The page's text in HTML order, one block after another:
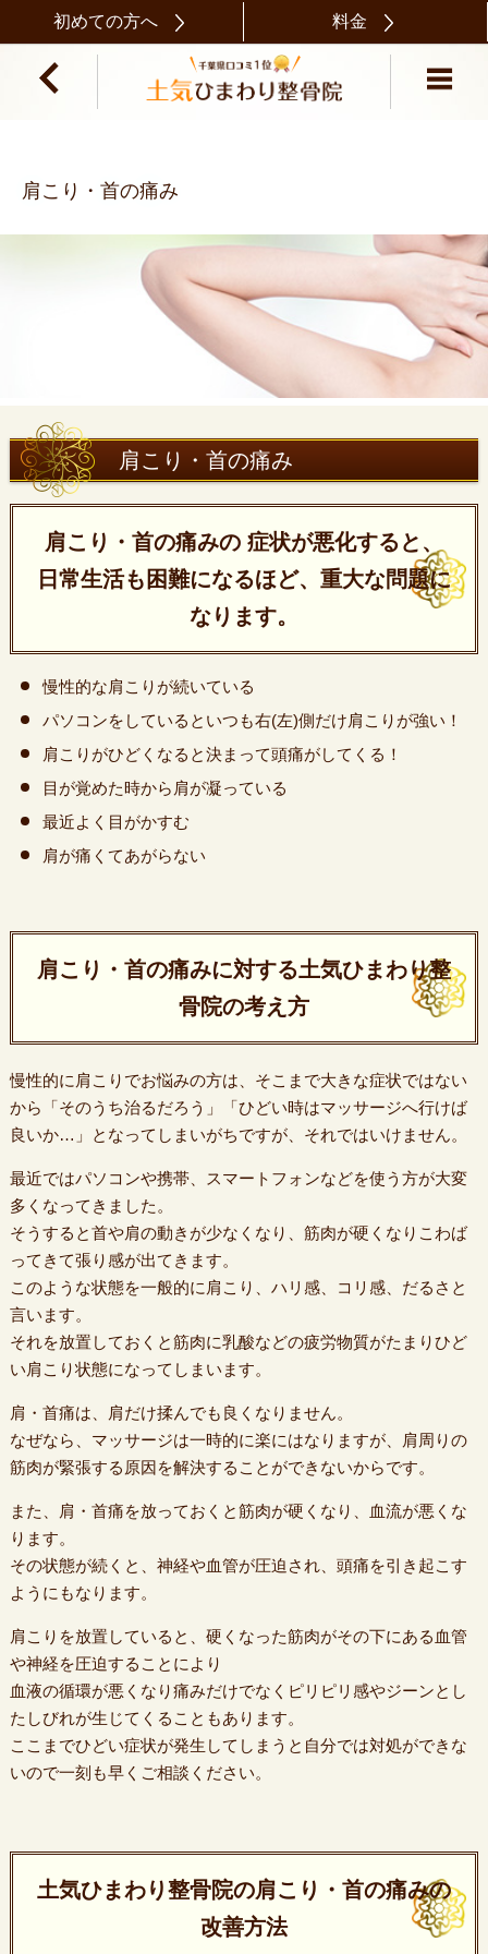
初めての方へ 料金
肩こり・首の痛み
肩こり・首の痛み
肩こり・首の痛みの 症状が悪化すると、
日常生活も困難になるほど、重大な問題に
なります。
慢性的な肩こりが続いている
パソコンをしているといつも右(左)側だけ肩こりが強い！
肩こりがひどくなると決まって頭痛がしてくる！
目が覚めた時から肩が凝っている
最近よく目がかすむ
肩が痛くてあがらない
肩こり・首の痛みに対する土気ひまわり整
骨院の考え方
慢性的に肩こりでお悩みの方は、そこまで大きな症状ではない
から「そのうち治るだろう」「ひどい時はマッサージへ行けば
良いか…」となってしまいがちですが、それではいけません。
最近ではパソコンや携帯、スマートフォンなどを使う方が大変
多くなってきました。
そうすると首や肩の動きが少なくなり、筋肉が硬くなりこわば
ってきて張り感が出てきます。
このような状態を一般的に肩こり、ハリ感、コリ感、だるさと
言います。
それを放置しておくと筋肉に乳酸などの疲労物質がたまりひど
い肩こり状態になってしまいます。
肩・首痛は、肩だけ揉んでも良くなりません。
なぜなら、マッサージは一時的に楽にはなりますが、肩周りの
筋肉が緊張する原因を解決することができないからです。
また、肩・首痛を放っておくと筋肉が硬くなり、血流が悪くな
ります。
その状態が続くと、神経や血管が圧迫され、頭痛を引き起こす
ようにもなります。
肩こりを放置していると、硬くなった筋肉がその下にある血管
や神経を圧迫することにより
血液の循環が悪くなり痛みだけでなくピリピリ感やジーンとし
たしびれが生じてくることもあります。
ここまでひどい症状が発生してしまうと自分では対処ができな
いので一刻も早くご相談ください。
土気ひまわり整骨院の肩こり・首の痛みの
改善方法